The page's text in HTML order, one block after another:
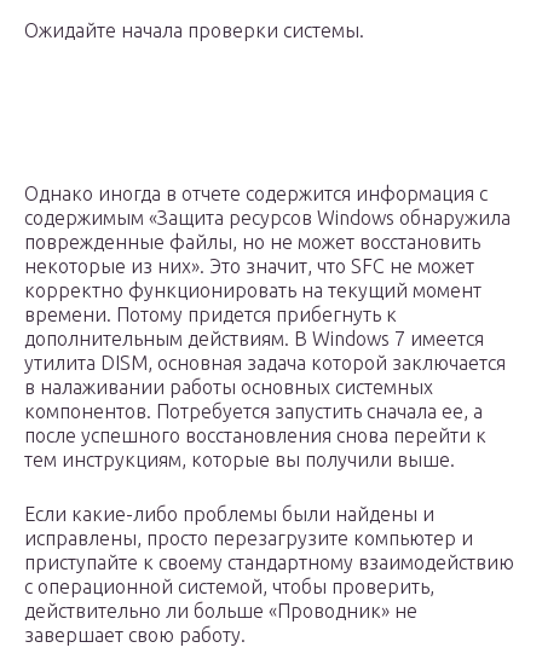
Ожидайте начала проверки системы.
Однако иногда в отчете содержится информация с
содержимым «Защита ресурсов Windows обнаружила
поврежденные файлы, но не может восстановить
некоторые из них». Это значит, что SFC не может
корректно функционировать на текущий момент
времени. Потому придется прибегнуть к
дополнительным действиям. В Windows 7 имеется
утилита DISM, основная задача которой заключается
в налаживании работы основных системных
компонентов. Потребуется запустить сначала ее, а
после успешного восстановления снова перейти к
тем инструкциям, которые вы получили выше.
Если какие-либо проблемы были найдены и
исправлены, просто перезагрузите компьютер и
приступайте к своему стандартному взаимодействию
с операционной системой, чтобы проверить,
действительно ли больше «Проводник» не
завершает свою работу.